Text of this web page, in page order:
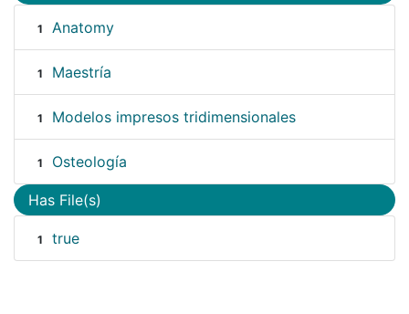
1 Anatomy
1 Maestría
1 Modelos impresos tridimensionales
1 Osteología
Has File(s)
1 true